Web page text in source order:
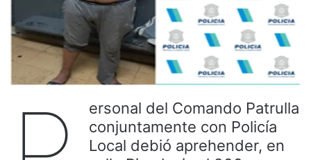
ersonal del Comando Patrulla
conjuntamente con Policía
Local debió aprehender, en